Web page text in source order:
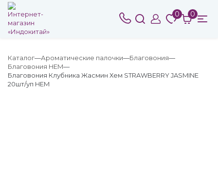
0 0
Каталог Ароматические палочки
Благовония
Благовония HEM
Благовония Клубника Жасмин Хем STRAWBERRY JASMINE
20шт/уп HEM